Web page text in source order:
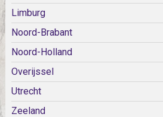
Limburg
Noord-Brabant
Noord-Holland
Overijssel
Utrecht
Zeeland